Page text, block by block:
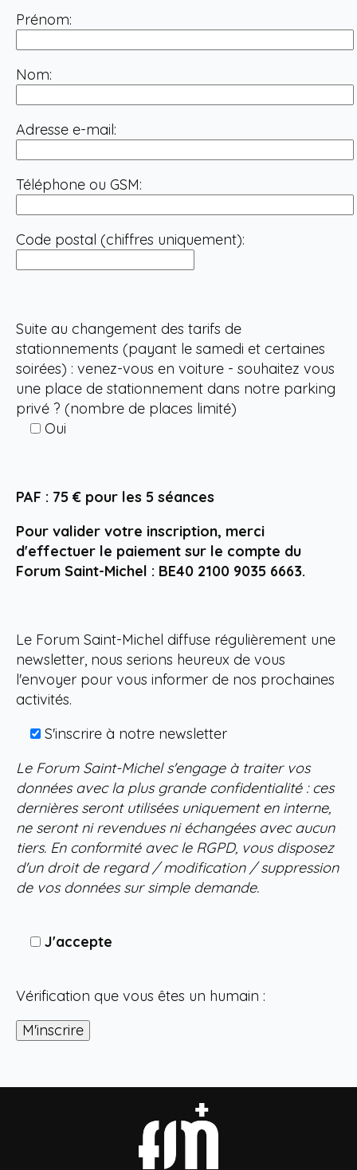
Prénom:
Nom:
Adresse e-mail:
Téléphone ou GSM:
Code postal (chiffres uniquement):
Suite au changement des tarifs de
stationnements (payant le samedi et certaines
soirées) : venez-vous en voiture - souhaitez vous
une place de stationnement dans notre parking
privé ? (nombre de places limité)
Oui
PAF : 75 € pour les 5 séances
Pour valider votre inscription, merci
d'effectuer le paiement sur le compte du
Forum Saint-Michel : BE40 2100 9035 6663.
Le Forum Saint-Michel diffuse régulièrement une
newsletter, nous serions heureux de vous
l'envoyer pour vous informer de nos prochaines
activités.
S'inscrire à notre newsletter
Le Forum Saint-Michel s'engage à traiter vos
données avec la plus grande confidentialité : ces
dernières seront utilisées uniquement en interne,
ne seront ni revendues ni échangées avec aucun
tiers. En conformité avec le RGPD, vous disposez
d'un droit de regard / modification / suppression
de vos données sur simple demande.
J'accepte
Vérification que vous êtes un humain :